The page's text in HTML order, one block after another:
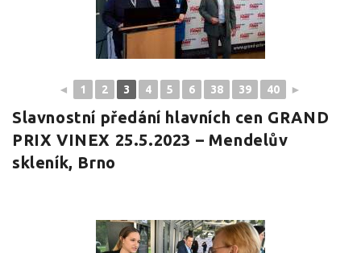
◄ 1 2 3 4 5 6 38 39 40 ►
Slavnostní předání hlavních cen GRAND
PRIX VINEX 25.5.2023 – Mendelův
skleník, Brno